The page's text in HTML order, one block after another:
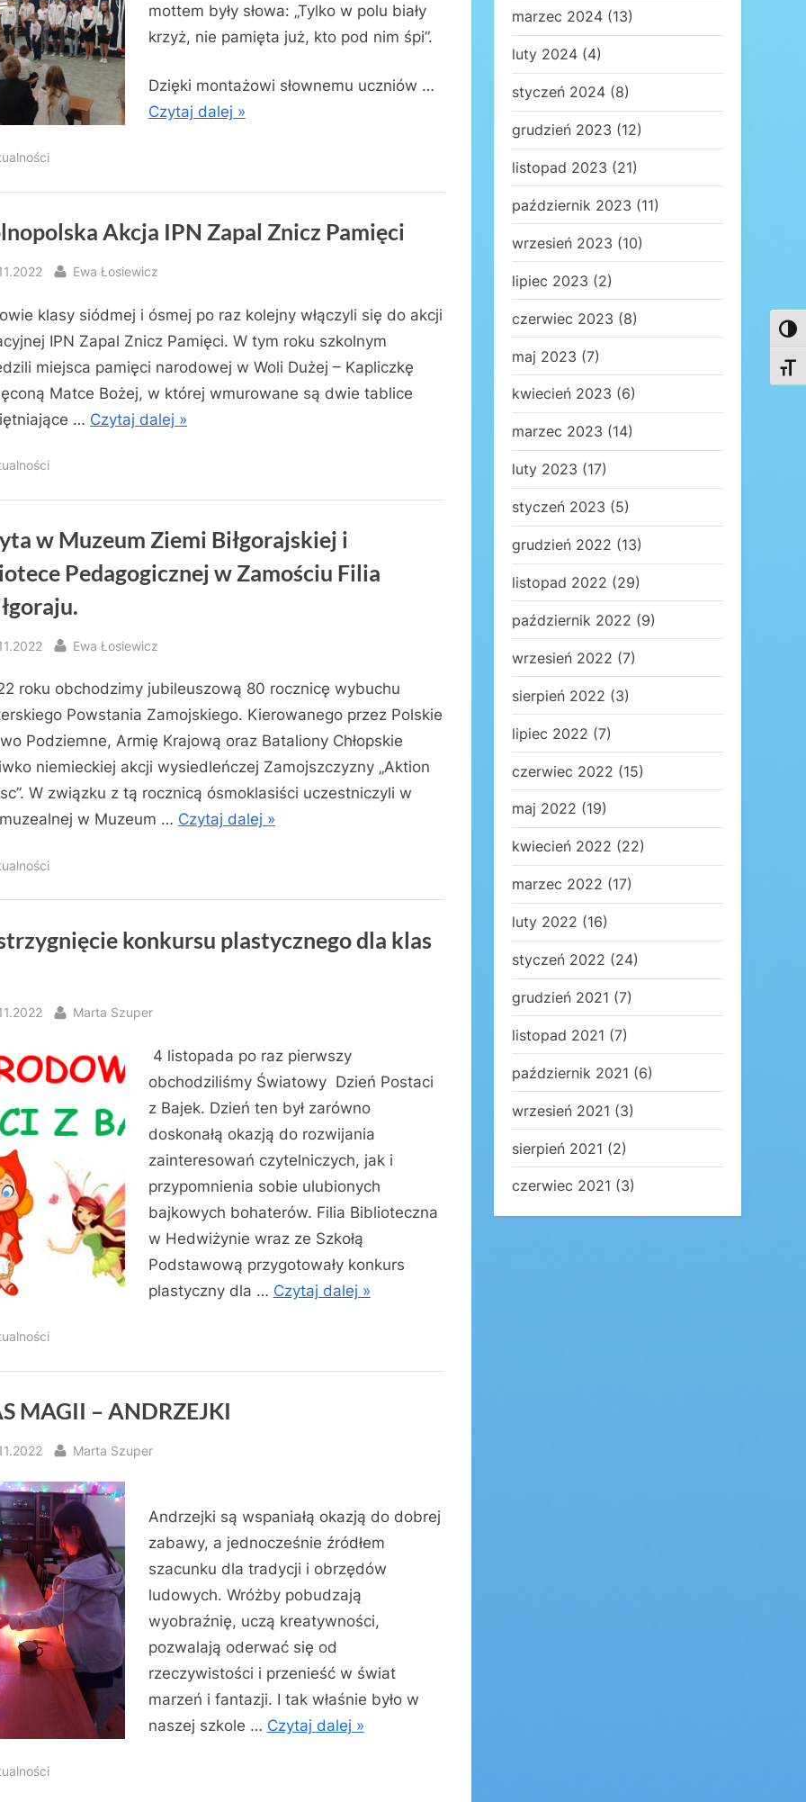
mottem były słowa: „Tylko w polu biały
krzyż, nie pamięta już, kto pod nim śpi”.
Dzięki montażowi słownemu uczniów …
Czytaj dalej »
Akcja IPN Zapal Znicz Pamięci
By
Ewa Łosiewicz
klasy siódmej i ósmej po raz kolejny włączyli się do akcji
IPN Zapal Znicz Pamięci. W tym roku szkolnym
miejsca pamięci narodowej w Woli Dużej – Kapliczkę
Matce Bożej, w której wmurowane są dwie tablice
… Czytaj dalej »
w Muzeum Ziemi Biłgorajskiej i
Pedagogicznej w Zamościu Filia
By
Ewa Łosiewicz
roku obchodzimy jubileuszową 80 rocznicę wybuchu
Powstania Zamojskiego. Kierowanego przez Polskie
Podziemne, Armię Krajową oraz Bataliony Chłopskie
niemieckiej akcji wysiedleńczej Zamojszczyzny „Aktion
W związku z tą rocznicą ósmoklasiści uczestniczyli w
w Muzeum … Czytaj dalej »
konkursu plastycznego dla klas
By
Marta Szuper
4 listopada po raz pierwszy
obchodziliśmy Światowy Dzień Postaci
z Bajek. Dzień ten był zarówno
doskonałą okazją do rozwijania
zainteresowań czytelniczych, jak i
przypomnienia sobie ulubionych
bajkowych bohaterów. Filia Biblioteczna
w Hedwiżynie wraz ze Szkołą
Podstawową przygotowały konkurs
plastyczny dla … Czytaj dalej »
MAGII – ANDRZEJKI
By
Marta Szuper
Andrzejki są wspaniałą okazją do dobrej
zabawy, a jednocześnie źródłem
szacunku dla tradycji i obrzędów
ludowych. Wróżby pobudzają
wyobraźnię, uczą kreatywności,
pozwalają oderwać się od
rzeczywistości i przenieść w świat
marzeń i fantazji. I tak właśnie było w
naszej szkole … Czytaj dalej »
marzec 2024 (13)
luty 2024 (4)
styczeń 2024 (8)
grudzień 2023 (12)
listopad 2023 (21)
październik 2023 (11)
wrzesień 2023 (10)
lipiec 2023 (2)
czerwiec 2023 (8)
maj 2023 (7)
kwiecień 2023 (6)
marzec 2023 (14)
luty 2023 (17)
styczeń 2023 (5)
grudzień 2022 (13)
listopad 2022 (29)
październik 2022 (9)
wrzesień 2022 (7)
sierpień 2022 (3)
lipiec 2022 (7)
czerwiec 2022 (15)
maj 2022 (19)
kwiecień 2022 (22)
marzec 2022 (17)
luty 2022 (16)
styczeń 2022 (24)
grudzień 2021 (7)
listopad 2021 (7)
październik 2021 (6)
wrzesień 2021 (3)
sierpień 2021 (2)
czerwiec 2021 (3)